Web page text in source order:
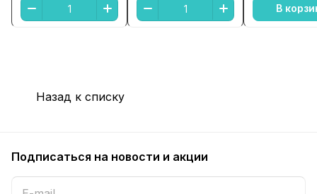
В
Назад к списку
Подписаться на новости и акции